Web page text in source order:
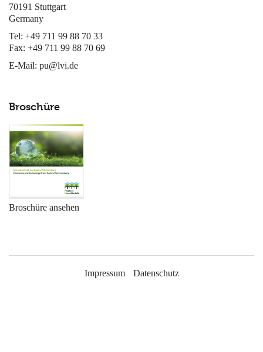
70191 Stuttgart
Germany
Tel: +49 711 99 88 70 33
Fax: +49 711 99 88 70 69
E-Mail: pu@lvi.de
Broschüre
Broschüre ansehen
Impressum Datenschutz